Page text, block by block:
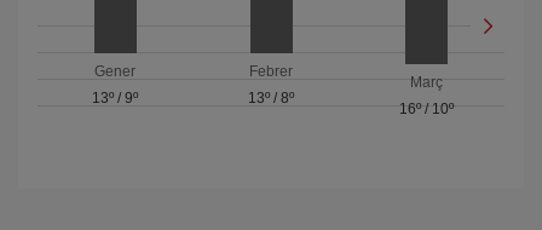
Gener
13º /9º
Febrer
13º / 8º
Març
16º/ 10º